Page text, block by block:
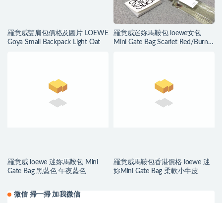
羅意威雙肩包價格及圖片 LOEWE
Goya Small Backpack Light Oat
羅意威迷妳馬鞍包 loewe女包
Mini Gate Bag Scarlet Red/Burnt
羅意威 loewe 迷妳馬鞍包 Mini
Gate Bag 黑藍色 午夜藍色
羅意威馬鞍包香港價格 loewe 迷
妳Mini Gate Bag 柔軟小牛皮
微信 掃一掃 加我微信